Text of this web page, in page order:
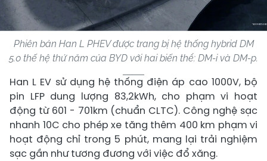
Phiên bản Han L PHEV được trang bị hệ thống hybrid DM
5.0 thế hệ thứ năm của BYD với hai biến thể: DM-i và DM-p.
Han L EV sử dụng hệ thống điện áp cao 1000V, bộ
pin LFP dung lượng 83,2kWh, cho phạm vi hoạt
động từ 601 - 701km (chuẩn CLTC). Công nghệ sạc
nhanh 10C cho phép xe tăng thêm 400 km phạm vi
hoạt động chỉ trong 5 phút, mang lại trải nghiệm
sạc gần như tương đương với việc đổ xăng.